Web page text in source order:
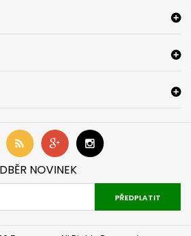
NOVINEK
PŘEDPLATIT